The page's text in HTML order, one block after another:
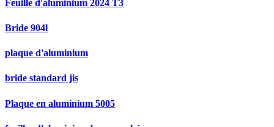
Feuille d'aluminium 2024 T3
Bride 904l
plaque d'aluminium
bride standard jis
Plaque en aluminium 5005